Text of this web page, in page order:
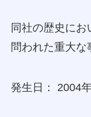
同社の歴史にお
問われた重大な
発生日： 2004